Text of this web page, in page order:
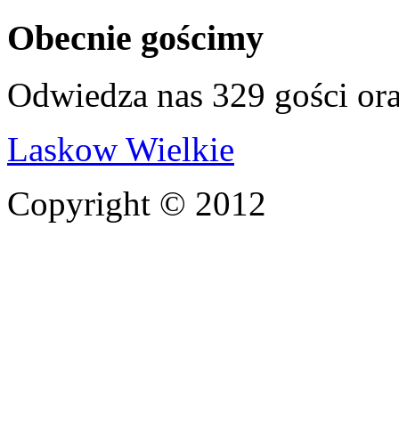
Obecnie gościmy
Odwiedza nas 329 gości
Laskow Wielkie
Copyright © 2012